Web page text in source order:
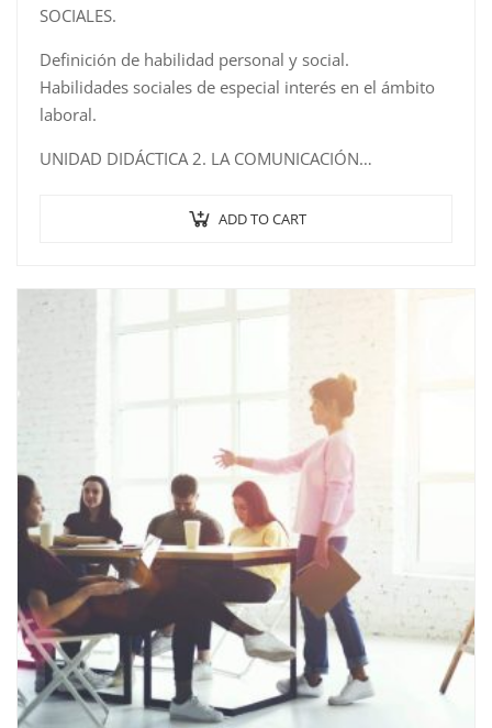
SOCIALES.
Definición de habilidad personal y social.
Habilidades sociales de especial interés en el ámbito
laboral.
UNIDAD DIDÁCTICA 2. LA COMUNICACIÓN…
ADD TO CART